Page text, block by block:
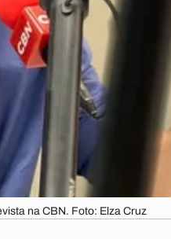
na CBN. Foto: Elza Cruz